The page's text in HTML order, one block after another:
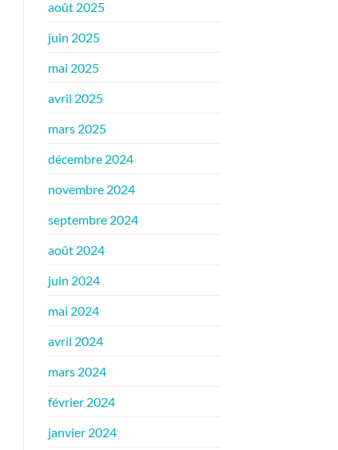
août 2025
juin 2025
mai 2025
avril 2025
mars 2025
décembre 2024
novembre 2024
septembre 2024
août 2024
juin 2024
mai 2024
avril 2024
mars 2024
février 2024
janvier 2024